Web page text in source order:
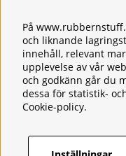
Frakt
Integritetspolicy
Kontakt
Kundservice
Köpvillkor
Tjänster
Ångerrätt & Returer
På
och liknande
innehåll, relevant
upplevelse av vår
och godkänn går du
dessa för statistik-
Cookie-policy.